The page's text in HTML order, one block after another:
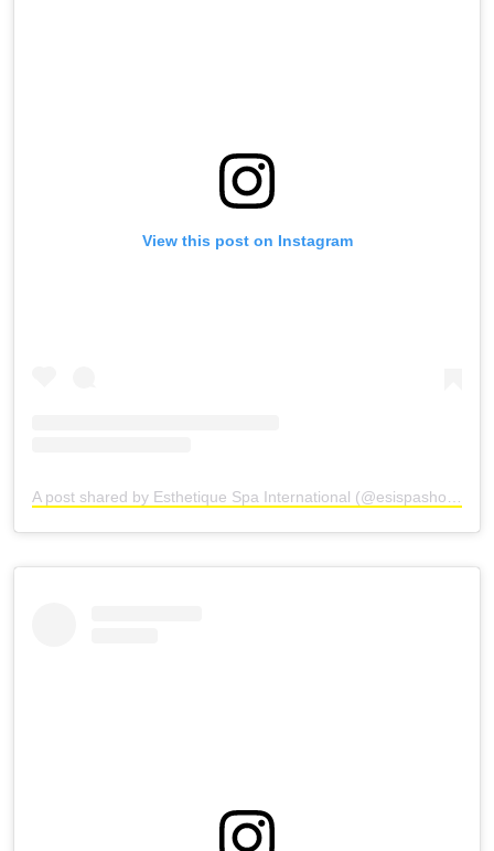
View this post on Instagram
A post shared by Esthetique Spa International (@esispashow)